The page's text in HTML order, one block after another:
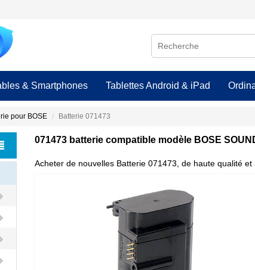
& Smartphones Tablettes Android & iPad
pour BOSE Batterie 071473
071473 batterie compatible modèle BOSE
Acheter de nouvelles Batterie 071473, de haute qualité et